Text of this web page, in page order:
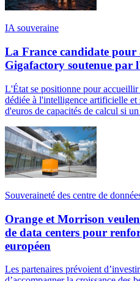
IA souveraine
La France candidate
Gigafactory soutenue par
L'État se positionne pour
dédiée à l'intelligence artificielle et
d'euros de capacités de calcul si
Souveraineté des centre de
Orange et Morrison
de data centers pour
européen
Les partenaires prévoient